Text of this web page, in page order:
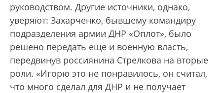
руководством. Другие источники, однако,
уверяют: Захарченко, бывшему командиру
подразделения армии ДНР «Оплот», было
решено передать еще и военную власть,
передвинув россиянина Стрелкова на вторые
роли. «Игорю это не понравилось, он считал,
что много сделал для ДНР и не получает